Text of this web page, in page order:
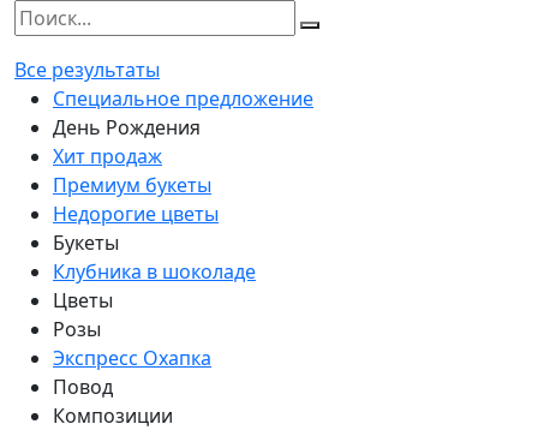
Все результаты
Специальное предложение
День Рождения
Хит продаж
Премиум букеты
Недорогие цветы
Букеты
Клубника в шоколаде
Цветы
Розы
Экспресс Охапка
Повод
Композиции